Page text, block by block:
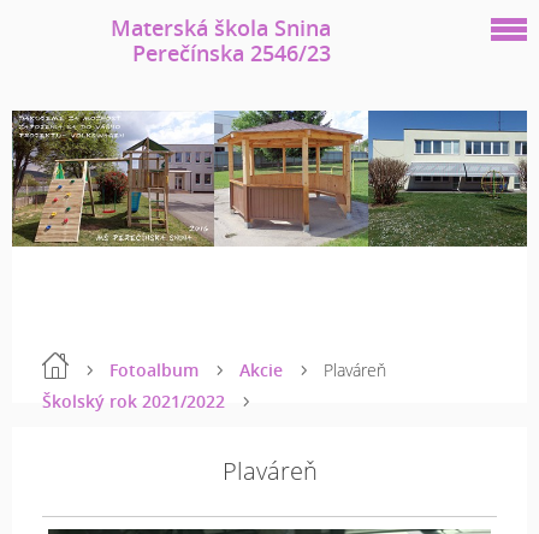
Materská škola Snina
Perečínska 2546/23
Fotoalbum
Akcie
Školský rok 2021/2022
Plaváreň
Plaváreň